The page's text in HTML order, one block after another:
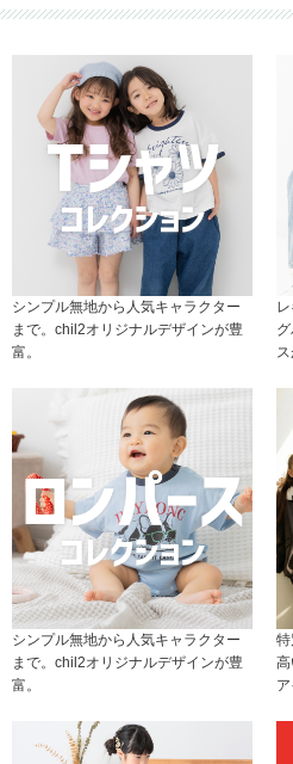
シンプル無地から人気キャラクター
まで。chil2オリジナルデザインが豊
富。
ス
シンプル無地から人気キャラクター
まで。chil2オリジナルデザインが豊
富。
ア